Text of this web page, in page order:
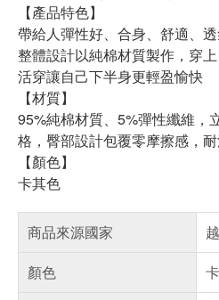
【產品特色】
帶給人彈性好、合身、舒適、
整體設計以純棉材質製作，穿
活穿讓自己下半身更輕盈愉快
【材質】
95%純棉材質、5%彈性纖維，
格，臀部設計包覆零摩擦感，
【顏色】
卡其色
商品來源國家
顏色